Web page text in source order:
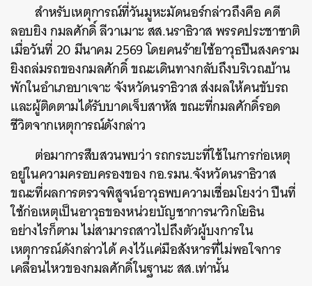
สำหรับเหตุการณ์ที่วันมูหะมัดนอร์กล่าวถึงคือ คดี
ลอบยิง กมลศักดิ์ ลีวาเมาะ สส.นราธิวาส พรรคประชาชาติ
เมื่อวันที่ 20 มีนาคม 2569 โดยคนร้ายใช้อาวุธปืนสงคราม
ยิงถล่มรถของกมลศักดิ์ ขณะเดินทางกลับถึงบริเวณบ้าน
พักในอำเภอบาเจาะ จังหวัดนราธิวาส ส่งผลให้คนขับรถ
และผู้ติดตามได้รับบาดเจ็บสาหัส ขณะที่กมลศักดิ์รอด
ชีวิตจากเหตุการณ์ดังกล่าว
ต่อมาการสืบสวนพบว่า รถกระบะที่ใช้ในการก่อเหตุ
อยู่ในความครอบครองของ กอ.รมน.จังหวัดนราธิวาส
ขณะที่ผลการตรวจพิสูจน์อาวุธพบความเชื่อมโยงว่า ปืนที่
ใช้ก่อเหตุเป็นอาวุธของหน่วยบัญชาการนาวิกโยธิน
อย่างไรก็ตาม ไม่สามารถสาวไปถึงตัวผู้บงการใน
เหตุการณ์ดังกล่าวได้ คงไว้แค่มือสังหารที่ไม่พอใจการ
เคลื่อนไหวของกมลศักดิ์ในฐานะ สส.เท่านั้น